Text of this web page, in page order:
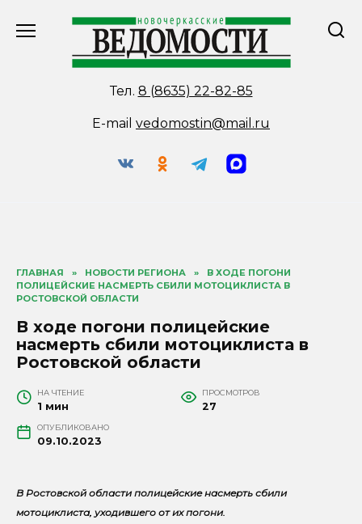
Тел. 8 (8635) 22-82-85
E-mail vedomostin@mail.ru
ГЛАВНАЯ » НОВОСТИ РЕГИОНА »
В ХОДЕ ПОГОНИ
ПОЛИЦЕЙСКИЕ НАСМЕРТЬ СБИЛИ МОТОЦИКЛИСТА В
РОСТОВСКОЙ ОБЛАСТИ
В ходе погони полицейские
насмерть сбили мотоциклиста в
Ростовской области
НА ЧТЕНИЕ
1 мин
ПРОСМОТРОВ
27
ОПУБЛИКОВАНО
09.10.2023
В Ростовской области полицейские насмерть сбили
мотоциклиста, уходившего от их погони.